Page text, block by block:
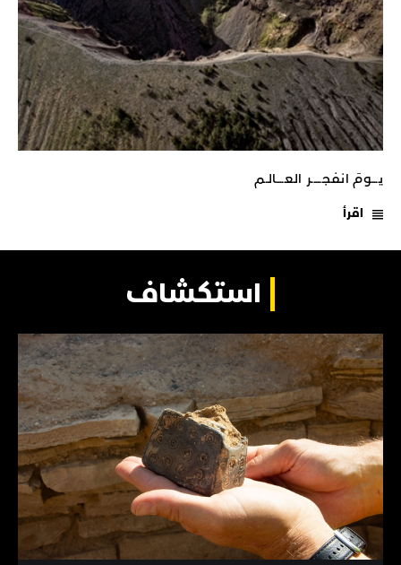
يـــومَ انفجـــــر العــــالـم
اقرأ
استكشاف